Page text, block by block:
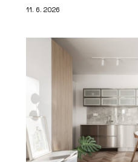
11. 6. 2026